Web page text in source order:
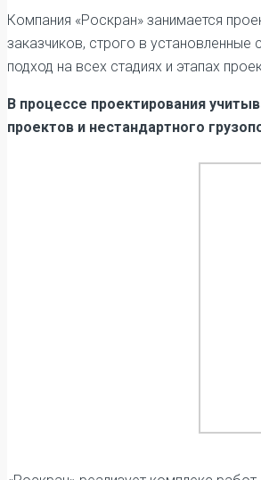
Компания «Роскран» занимается
заказчиков, строго в
подход на всех стадиях и этапах
В процессе проектирования
проектов и нестандартного